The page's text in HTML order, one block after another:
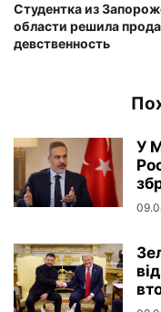
Студентка из
области решила
девственность
У